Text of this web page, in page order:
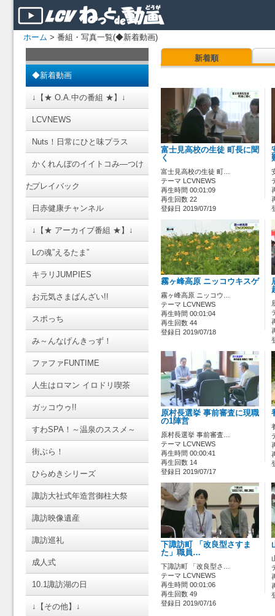
ホーム > 番組・写真一覧(◆新着動画)
◆新着動画
↓【★ O.A.中の番組 ★】↓
LCVNEWS
Nuts！日常にひと味プラス
かくれんぼのイイトコみ―つけ
たプレイバック
日赤健康チャンネル
↓【★ アーカイブ番組 ★】↓
Lの魂”えるたま”
キラリJUMPIES
お元気さまばんざい!!
スポっち
み～んなげんきっず！
ファファFUNTIME
人生はロマン イロドリ喫茶
ガッコウゥ!!
すわSPA！～温泉のススメ～
街ぶら！
ひらめきシリーズ
諏訪大社式年造営御柱大祭
諏訪映像遺産
諏訪巡礼
成人式
10.1諏訪湖の日
↓【その他】↓
新着順
富士見高校の生徒 町長に聞
く
富士見高校の生徒 町…
テーマ LCVNEWS
再生時間 00:01:09
再生回数 22
登録日 2019/07/19
霧ヶ峰高原 ニッコウキスゲ
霧ヶ峰高原 ニッコウ…
テーマ LCVNEWS
再生時間 00:01:04
再生回数 44
登録日 2019/07/18
原村長選挙 事前審査に現職
の1陣営
原村長選挙 事前審査…
テーマ LCVNEWS
再生時間 00:00:41
再生回数 14
登録日 2019/07/17
下諏訪町 「改良型さすま
た」職員…
下諏訪町 「改良型さ…
テーマ LCVNEWS
再生時間 00:01:06
再生回数 49
登録日 2019/07/16